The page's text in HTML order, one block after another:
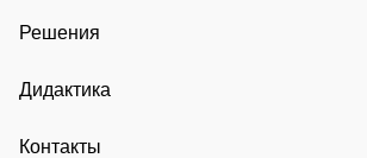
Решения
Дидактика
Контакты